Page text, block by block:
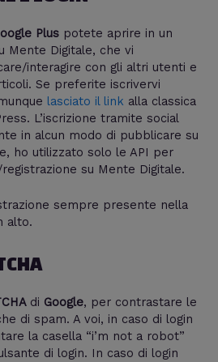
Plus potete aprire in un
Mente Digitale, che vi
interagire con gli altri utenti e
Se preferite iscrivervi
lasciato il link alla classica
L’iscrizione tramite social
in alcun modo di pubblicare su
ho utilizzato solo le API per
su Mente Digitale.
sempre presente nella
alto.
di Google, per contrastare le
di spam. A voi, in caso di login
la casella “i’m not a robot”
di login. In caso di login